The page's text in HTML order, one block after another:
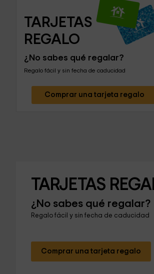
TARJETAS
REGALO
¿No sabes qué regalar?
Regalo fácil y sin fecha de caducidad
Comprar una tarjeta regalo
TARJETAS
¿No sabes qué regalar?
Regalo fácil y sin fecha de caducidad
Comprar una tarjeta regalo